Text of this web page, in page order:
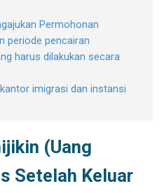
Permohonan
periode pencairan
harus dilakukan secara
imigrasi dan instansi
(Uang
Setelah Keluar